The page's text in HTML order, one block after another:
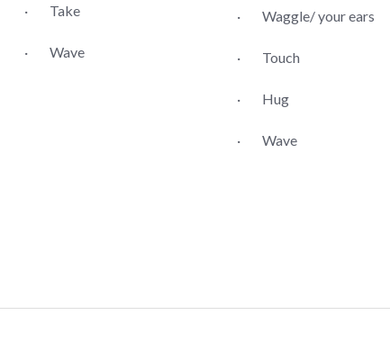
· Take
· Wave
· Waggle/ your ears
· Touch
· Hug
· Wave